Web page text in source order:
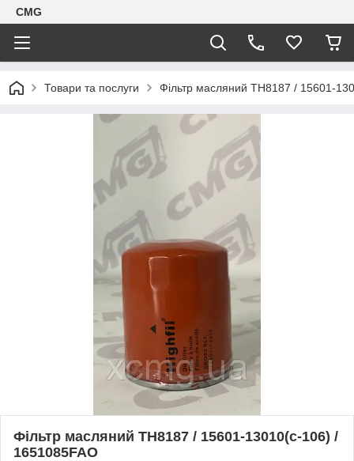
CMG
Товари та послуги Фільтр масляний TH8187 / 15601-
Фільтр масляний TH8187 / 15601-13010(c-106) /
1651085FAO